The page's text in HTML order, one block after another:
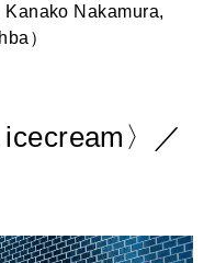
Kanako Nakamura,
）
〉／